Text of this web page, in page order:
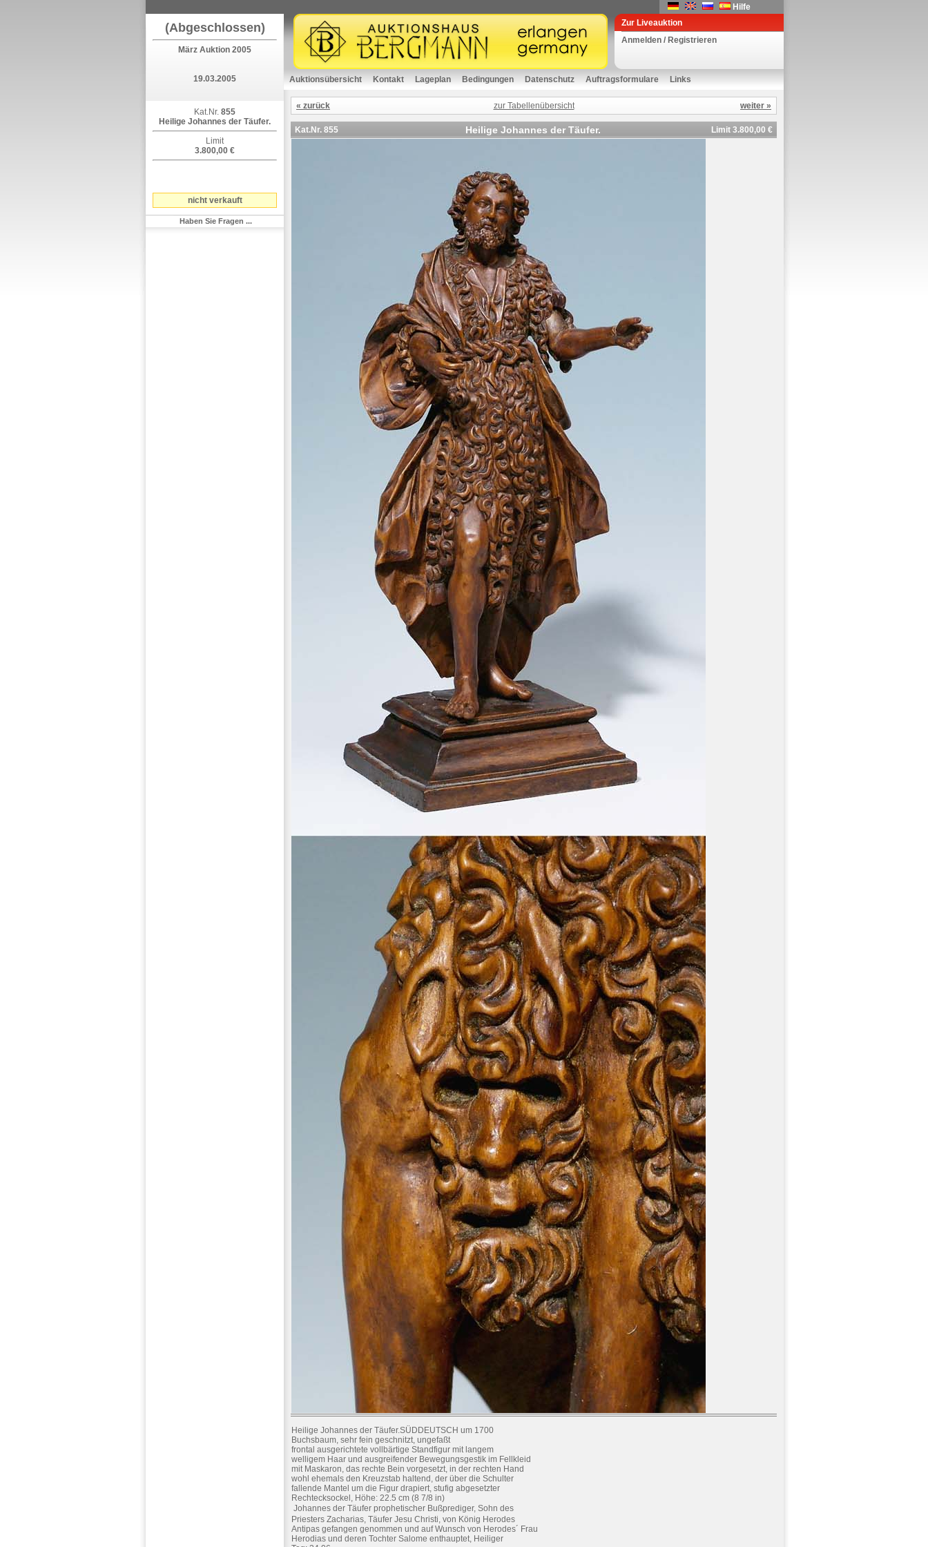
Hilfe
(Abgeschlossen)
März Auktion 2005
19.03.2005
Kat.Nr. 855
Heilige Johannes der Täufer.
Limit
3.800,00 €
nicht verkauft
Haben Sie Fragen ...
Zur Liveauktion
Anmelden / Registrieren
Auktionsübersicht Kontakt Lageplan Bedingungen Datenschutz Auftragsformulare Links
« zurück zur Tabellenübersicht weiter »
Kat.Nr. 855 Heilige Johannes der Täufer. Limit 3.800,00 €
Heilige Johannes der Täufer.SÜDDEUTSCH um 1700
Buchsbaum, sehr fein geschnitzt, ungefaßt
frontal ausgerichtete vollbärtige Standfigur mit langem
welligem Haar und ausgreifender Bewegungsgestik im Fellkleid
mit Maskaron, das rechte Bein vorgesetzt, in der rechten Hand
wohl ehemals den Kreuzstab haltend, der über die Schulter
fallende Mantel um die Figur drapiert, stufig abgesetzter
Rechtecksockel, Höhe: 22.5 cm (8 7/8 in)
 Johannes der Täufer prophetischer Bußprediger, Sohn des
Priesters Zacharias, Täufer Jesu Christi, von König Herodes
Antipas gefangen genommen und auf Wunsch von Herodes´ Frau
Herodias und deren Tochter Salome enthauptet, Heiliger